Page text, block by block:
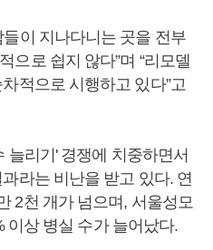
이 지나다니는 곳을 전부
으로 쉽지 않다”며 “리모델
적으로 시행하고 있다”고
늘리기' 경쟁에 치중하면서
라는 비난을 받고 있다. 연
2천 개가 넘으며, 서울성모
이상 병실 수가 늘어났다.